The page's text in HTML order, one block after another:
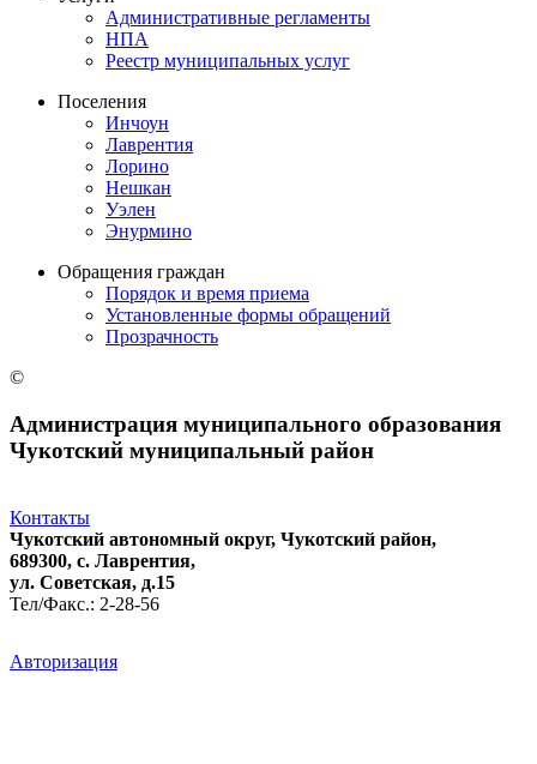
Административные регламенты
НПА
Реестр муниципальных услуг
Поселения
Инчоун
Лаврентия
Лорино
Нешкан
Уэлен
Энурмино
Обращения граждан
Порядок и время приема
Установленные формы обращений
Прозрачность
©
Администрация муниципального образования
Чукотский муниципальный район
Контакты
Чукотский автономный округ, Чукотский район,
689300, с. Лаврентия,
ул. Советская, д.15
Тел/Факс.: 2-28-56
Авторизация